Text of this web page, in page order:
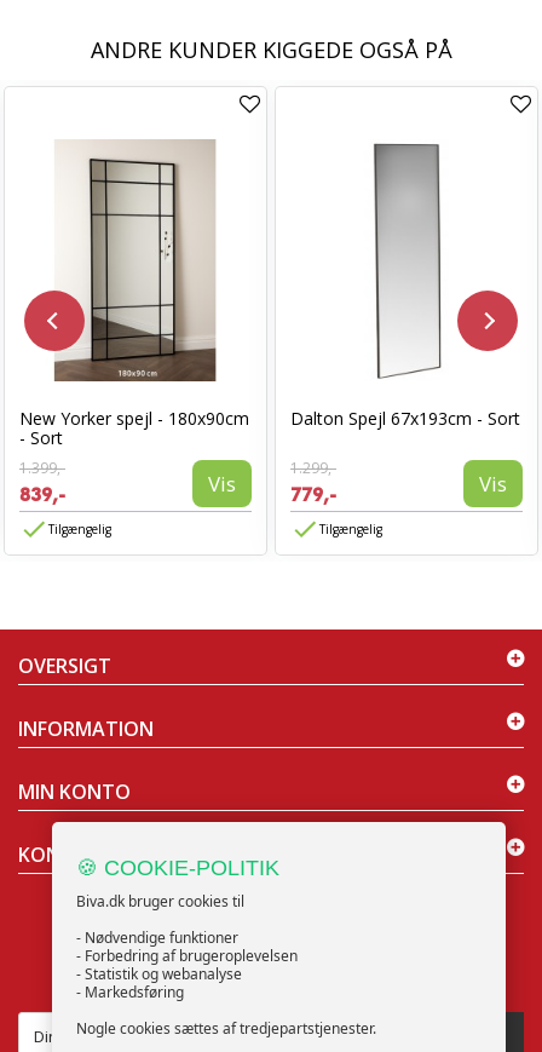
ANDRE KUNDER KIGGEDE OGSÅ PÅ
New Yorker spejl - 180x90cm
- Sort
1.399,-
839,- Vis
Tilgængelig
Dalton Spejl 67x193cm - Sort
1.299,-
779,- Vis
Tilgængelig
OVERSIGT
INFORMATION
MIN KONTO
KONTAKT OS
NYHEDSBREV
🍪 COOKIE-POLITIK
Biva.dk bruger cookies til
- Nødvendige funktioner
- Forbedring af brugeroplevelsen
- Statistik og webanalyse
- Markedsføring
Nogle cookies sættes af tredjepartstjenester.